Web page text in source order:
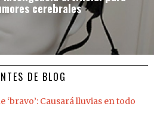
cerebrales
DE BLOG